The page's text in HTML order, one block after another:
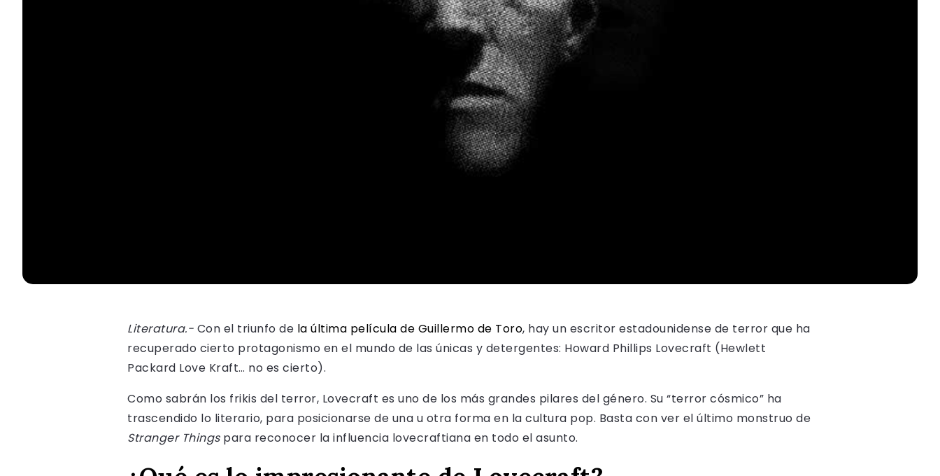
Literatura.- Con el triunfo de la última película de Guillermo de Toro, hay un escritor estadounidense de terror que ha
recuperado cierto protagonismo en el mundo de las únicas y detergentes: Howard Phillips Lovecraft (Hewlett
Packard Love Kraft… no es cierto).
Como sabrán los frikis del terror, Lovecraft es uno de los más grandes pilares del género. Su “terror cósmico” ha
trascendido lo literario, para posicionarse de una u otra forma en la cultura pop. Basta con ver el último monstruo de
Stranger Thingspara reconocer la influencia lovecraftiana en todo el asunto.